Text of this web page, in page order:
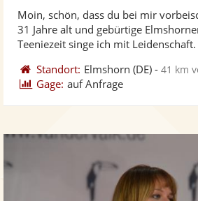
Moin, schön, dass du bei mir
31 Jahre alt und gebürtige
Teeniezeit singe ich mit Leidenschaft.
Standort: Elmshorn (DE) -41 km
Gage: auf Anfrage